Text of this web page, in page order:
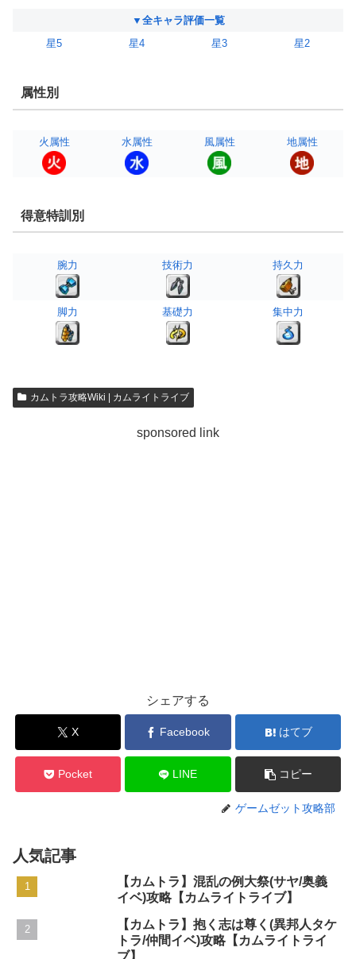
▼全キャラ評価一覧
星5
星4 星3 星2
属性別
火属性 水属性 風属性 地属性
得意特訓別
腕力 技術力 持久力
脚力 基礎力 集中力
カムトラ攻略Wiki | カムライトライブ
sponsored link
シェアする
X Facebook はてブ
Pocket LINE コピー
ゲームゼット攻略部
人気記事
【カムトラ】混乱の例大祭(サヤ/奥義
イベ)攻略【カムライトライブ】
【カムトラ】抱く志は尊く(異邦人タケ
トラ/仲間イベ)攻略【カムライトライ
ブ】